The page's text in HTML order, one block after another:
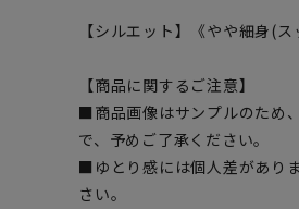
【シルエット】《やや細身(
【商品に関するご注意】
■商品画像はサンプルのため
で、予めご了承ください。
■ゆとり感には個人差があり
さい。